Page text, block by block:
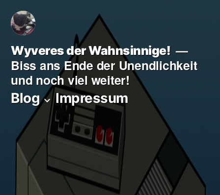
Zum
Inhalt
springen
Wyveres der Wahnsinnige!
Biss ans Ende der Unendlichkeit
und noch viel weiter!
Blog Impressum